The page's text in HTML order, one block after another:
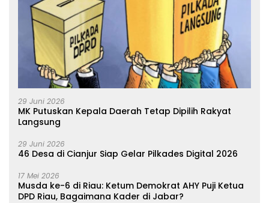
29 Juni 2026
MK Putuskan Kepala Daerah Tetap Dipilih Rakyat
Langsung
29 Juni 2026
46 Desa di Cianjur Siap Gelar Pilkades Digital 2026
17 Mei 2026
Musda ke-6 di Riau: Ketum Demokrat AHY Puji Ketua
DPD Riau, Bagaimana Kader di Jabar?